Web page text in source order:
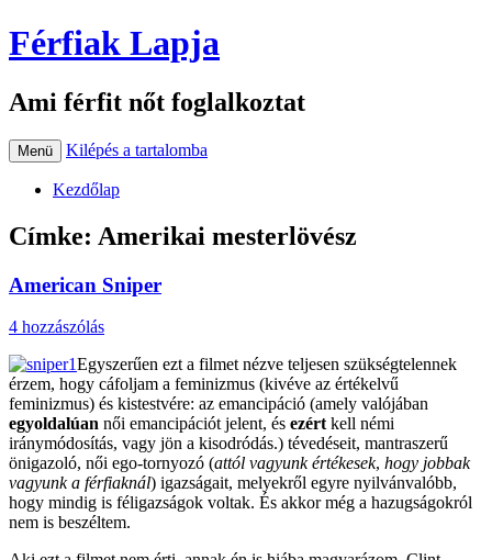
Férfiak Lapja
Ami férfit nőt foglalkoztat
Menü Kilépés a tartalomba
Kezdőlap
Címke: Amerikai mesterlövész
American Sniper
4 hozzászólás
Egyszerűen ezt a filmet nézve teljesen szükségtelennek
érzem, hogy cáfoljam a feminizmus (kivéve az értékelvű
feminizmus) és kistestvére: az emancipáció (amely valójában
egyoldalúan női emancipációt jelent, és ezért kell némi
iránymódosítás, vagy jön a kisodródás.) tévedéseit, mantraszerű
önigazoló, női ego-tornyozó (attól vagyunk értékesek, hogy jobbak
vagyunk a férfiaknál) igazságait, melyekről egyre nyilvánvalóbb,
hogy mindig is féligazságok voltak. És akkor még a hazugságokról
nem is beszéltem.